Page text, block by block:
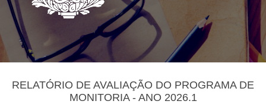
RELATÓRIO DE AVALIAÇÃO DO PROGRAMA DE
MONITORIA - ANO 2026.1